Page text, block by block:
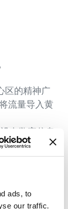
ads, to
our traffic.
区的精神广
流量导入黄
有数字信息
将推出）
新社区游客